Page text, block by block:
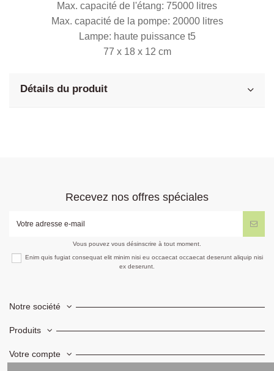
Max. capacité de l'étang: 75000 litres
Max. capacité de la pompe: 20000 litres
Lampe: haute puissance t5
77 x 18 x 12 cm
Détails du produit
Recevez nos offres spéciales
Vous pouvez vous désinscrire à tout moment.
Enim quis fugiat consequat elit minim nisi eu occaecat occaecat deserunt aliquip nisi
ex deserunt.
Notre société
Produits
Votre compte